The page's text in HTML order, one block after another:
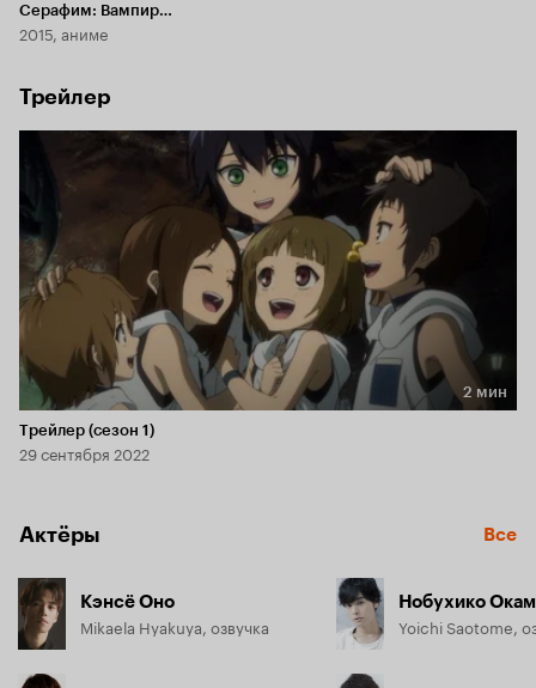
Серафим: Вампир
Шахар
2015, аниме
Трейлер
Длительность 2 мин
2 мин
Трейлер (сезон 1)
29 сентября 2022
Актёры Все
Кэнсё Оно
Mikaela Hyakuya, озвучка
Нобухико
Yoichi Saotome,